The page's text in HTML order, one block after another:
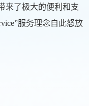
来了极大的便利和支
服务理念自此怒放